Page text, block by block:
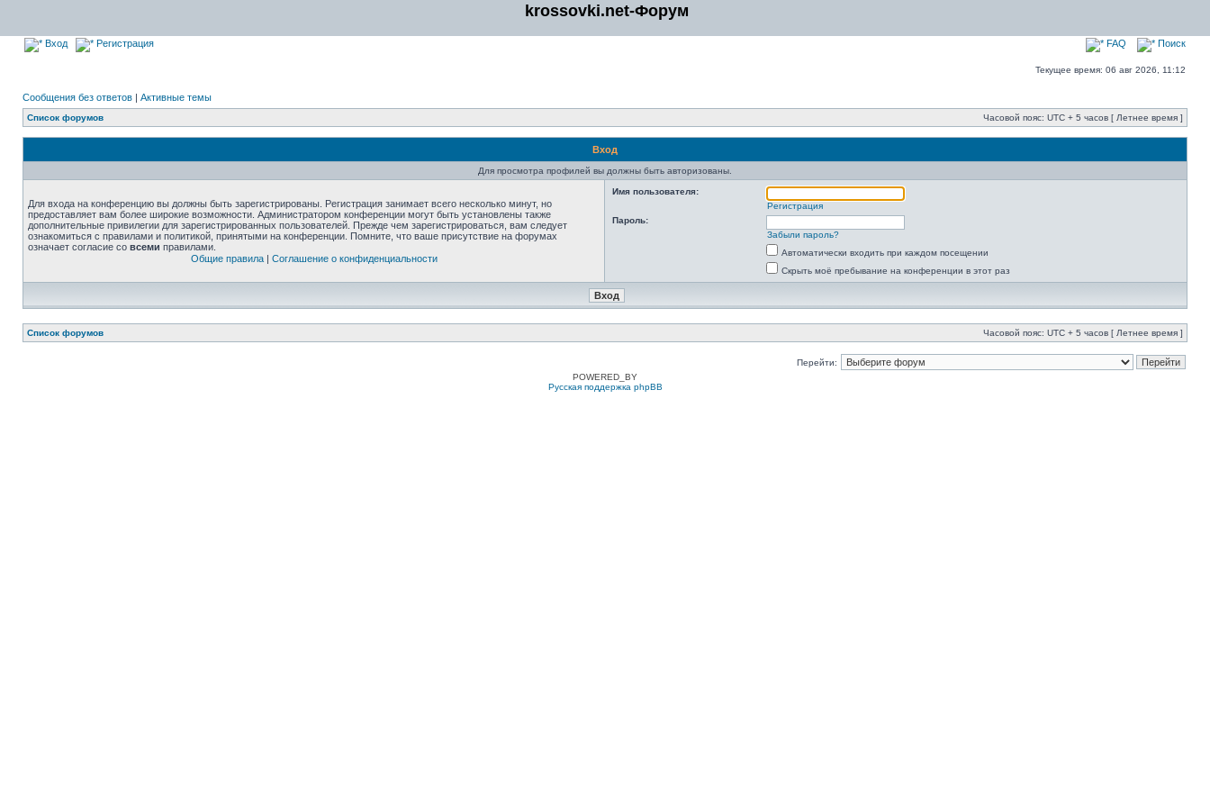
krossovki.net-Форум
Вход Регистрация FAQ Поиск
Текущее время: 06 авг 2026, 11:12
Сообщения без ответов | Активные темы
Список форумов Часовой пояс: UTC + 5 часов [ Летнее время ]
Вход
Для просмотра профилей вы должны быть авторизованы.
Для входа на конференцию вы должны быть зарегистрированы. Регистрация занимает всего несколько минут, но
предоставляет вам более широкие возможности. Администратором конференции могут быть установлены также
дополнительные привилегии для зарегистрированных пользователей. Прежде чем зарегистрироваться, вам следует
ознакомиться с правилами и политикой, принятыми на конференции. Помните, что ваше присутствие на форумах
означает согласие со всеми правилами.
Общие правила| Соглашение о конфиденциальности
Имя пользователя:
Регистрация
Пароль:
Забыли пароль?
Автоматически входить при каждом посещении
Скрыть моё пребывание на конференции в этот раз
Список форумов Часовой пояс: UTC + 5 часов [ Летнее время ]
Перейти:
POWERED_BY
Русская поддержка phpBB